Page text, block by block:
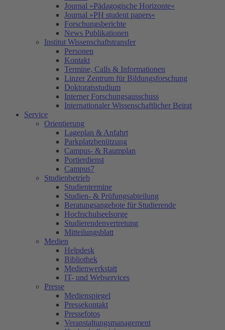
Journal »Pädagogische Horizonte«
Journal »PH student papers«
Forschungsberichte
News Publikationen
Institut Wissenschaftstransfer
Personen
Kontakt
Termine, Calls & Informationen
Linzer Zentrum für Bildungsforschung
Doktoratsstudium
Interner Forschungsausschuss
Internationaler Wissenschaftlicher Beirat
Service
Orientierung
Lageplan & Anfahrt
Parkplatzbenützung
Campus- & Raumplan
Portierdienst
Campus7
Studienbetrieb
Studientermine
Studien- & Prüfungsabteilung
Beratungsangebote für Studierende
Hochschulseelsorge
Studierendenvertretung
Mitteilungsblatt
Medien
Helpdesk
Bibliothek
Medienwerkstatt
IT- und Webservices
Presse
Medienspiegel
Pressekontakt
Pressefotos
Veranstaltungsmanagement